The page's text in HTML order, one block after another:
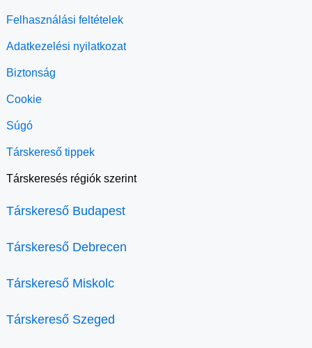
Felhasználási feltételek
Adatkezelési nyilatkozat
Biztonság
Cookie
Súgó
Társkereső tippek
Társkeresés régiók szerint
Társkereső Budapest
Társkereső Debrecen
Társkereső Miskolc
Társkereső Szeged